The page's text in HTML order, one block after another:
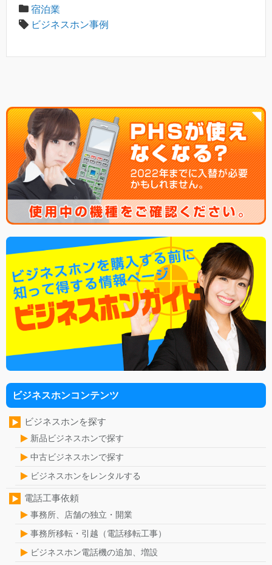
宿泊業
ビジネスホン事例
ビジネスホンコンテンツ
ビジネスホンを探す
新品ビジネスホンで探す
中古ビジネスホンで探す
ビジネスホンをレンタルする
電話工事依頼
事務所、店舗の独立・開業
事務所移転・引越（電話移転工事）
ビジネスホン電話機の追加、増設